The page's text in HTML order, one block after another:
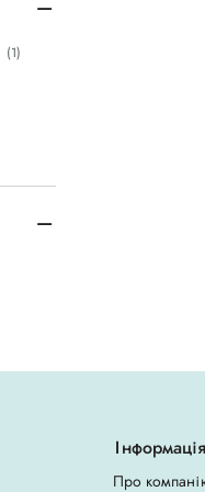
(1)
Інформація
Про